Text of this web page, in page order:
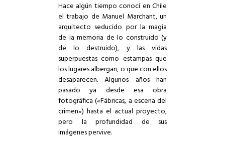
Hace algún tiempo conocí en Chile
el trabajo de Manuel Marchant, un
arquitecto seducido por la magia
de la memoria de lo construido (y
de lo destruido), y las vidas
superpuestas como estampas que
los lugares albergan, o que con ellos
desaparecen. Algunos años han
pasado ya desde esa obra
fotográfica («Fábricas, a escena del
crimen») hasta el actual proyecto,
pero la profundidad de sus
imágenes pervive.